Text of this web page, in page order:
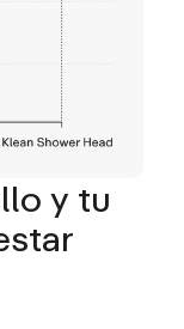
y tu